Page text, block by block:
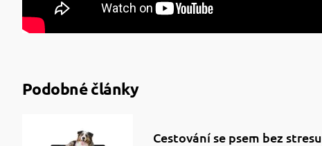
Podobné články
Cestování se psem bez stresu